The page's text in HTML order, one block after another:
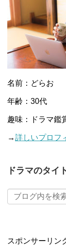
名前：どらお
年齢：30代
趣味：ドラマ鑑
→詳しいプロフ
ドラマのタイ
スポンサーリン